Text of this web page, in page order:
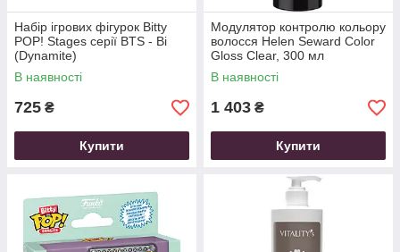
Набір ігрових фігурок Bitty
POP! Stages серії BTS - Ві
(Dynamite)
В наявності
725 ₴
Купити
Модулятор контролю кольору
волосся Helen Seward Color
Gloss Clear, 300 мл
В наявності
1 403 ₴
Купити